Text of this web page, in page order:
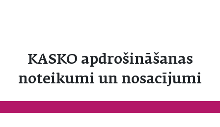
KASKO apdrošināšanas
noteikumi un nosacījumi